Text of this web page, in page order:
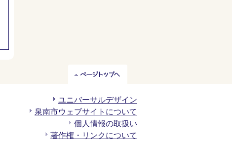
ト
ッ
プ
へ
ユニバーサルデザイン
泉南市ウェブサイトについて
個人情報の取扱い
著作権・リンクについて